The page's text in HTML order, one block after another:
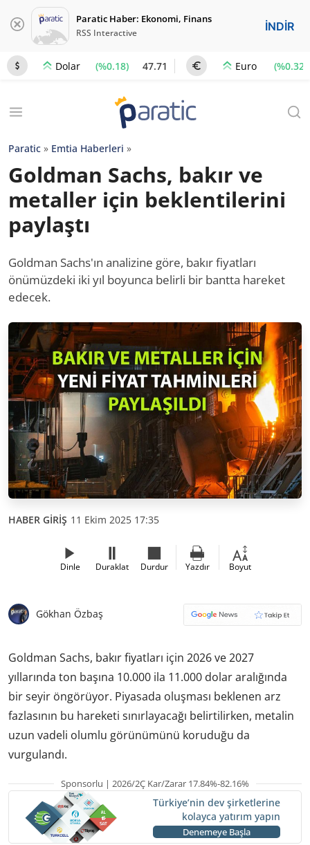
Paratic Haber: Ekonomi, Finans
RSS Interactive İNDİR
Dolar (%0.18) 47.71 Euro (%0.32)
Paratic » Emtia Haberleri »
Goldman Sachs, bakır ve
metaller için beklentilerini
paylaştı
Goldman Sachs'ın analizine göre, bakır fiyatları
önümüzdeki iki yıl boyunca belirli bir bantta hareket
edecek.
HABER GİRİŞ 11 Ekim 2025 17:35
Dinle Duraklat Durdur Yazdır Boyut
Gökhan Özbaş
Goldman Sachs, bakır fiyatları için 2026 ve 2027
yıllarında ton başına 10.000 ila 11.000 dolar aralığında
bir seyir öngörüyor. Piyasada oluşması beklenen arz
fazlasının bu hareketi sınırlayacağı belirtilirken, metalin
uzun vadeli olumlu görünümünü koruduğu da
vurgulandı.
Sponsorlu | 2026/2Ç Kar/Zarar 17.84%-82.16%
Türkiye’nin dev şirketlerine
kolayca yatırım yapın
Denemeye Başla